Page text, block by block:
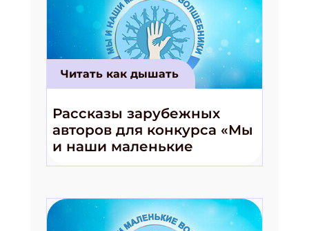
Читать как дышать
Рассказы зарубежных
авторов для конкурса «Мы
и наши маленькие
волшебники!»